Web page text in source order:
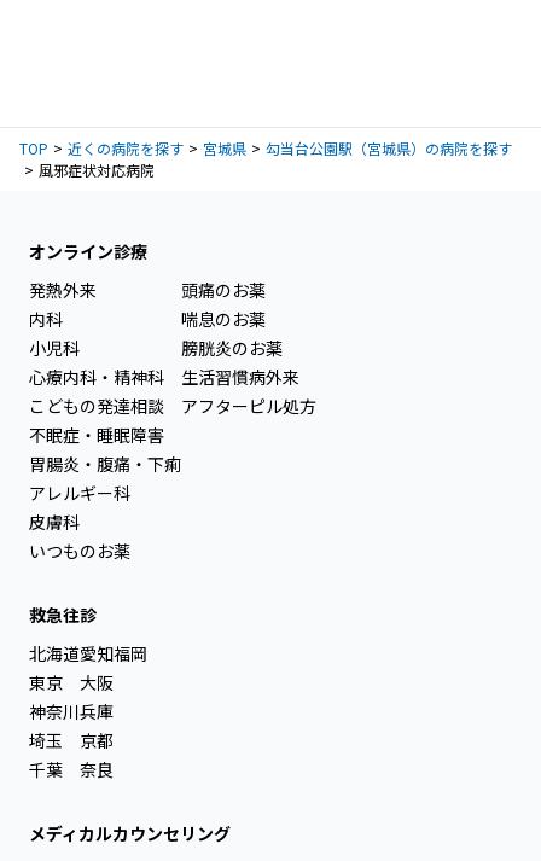
TOP 近くの病院を探す 宮城県
勾当台公園駅（宮城県）の病院を探す
風邪症状対応病院
オンライン診療
発熱外来
内科
小児科
心療内科・精神科
こどもの発達相談
不眠症・睡眠障害
胃腸炎・腹痛・下痢
アレルギー科
皮膚科
いつものお薬
頭痛のお薬
喘息のお薬
膀胱炎のお薬
生活習慣病外来
アフターピル処方
救急往診
北海道
東京
神奈川
埼玉
千葉
愛知
大阪
兵庫
京都
奈良
福岡
メディカルカウンセリング